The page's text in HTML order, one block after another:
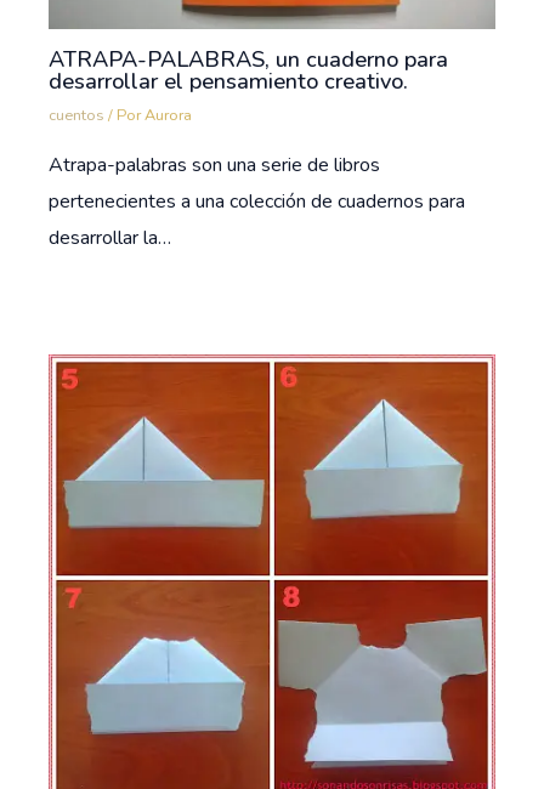
ATRAPA-PALABRAS, un cuaderno para
desarrollar el pensamiento creativo.
cuentos / PorAurora
Atrapa-palabras son una serie de libros
pertenecientes a una colección de cuadernos para
desarrollar la…